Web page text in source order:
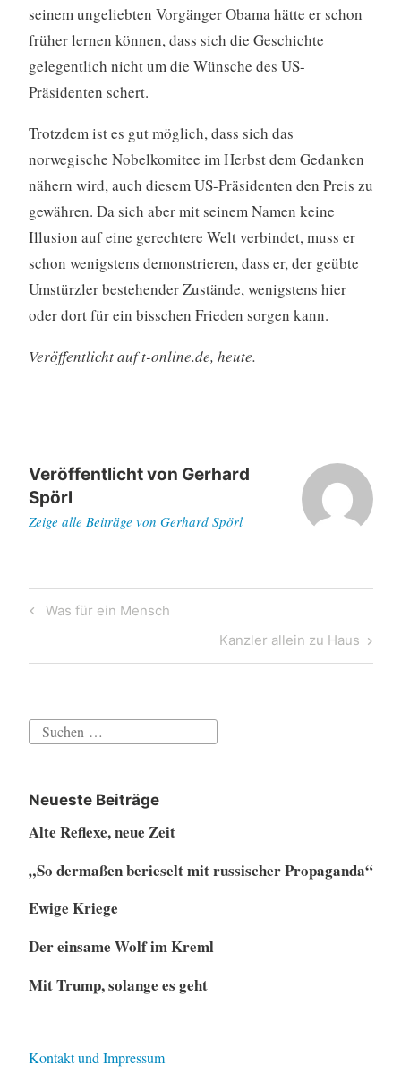
seinem ungeliebten Vorgänger Obama hätte er schon
früher lernen können, dass sich die Geschichte
gelegentlich nicht um die Wünsche des US-
Präsidenten schert.
Trotzdem ist es gut möglich, dass sich das
norwegische Nobelkomitee im Herbst dem Gedanken
nähern wird, auch diesem US-Präsidenten den Preis zu
gewähren. Da sich aber mit seinem Namen keine
Illusion auf eine gerechtere Welt verbindet, muss er
schon wenigstens demonstrieren, dass er, der geübte
Umstürzler bestehender Zustände, wenigstens hier
oder dort für ein bisschen Frieden sorgen kann.
Veröffentlicht auf t-online.de, heute.
Veröffentlicht von Gerhard
Spörl
Zeige alle Beiträge von Gerhard Spörl
Beitragsnavigation
Previous
Was für ein Mensch
Next
Post
Kanzler allein zu Haus
Suchen
Neueste Beiträge
Alte Reflexe, neue Zeit
„So dermaßen berieselt mit russischer Propaganda“
Ewige Kriege
Der einsame Wolf im Kreml
Mit Trump, solange es geht
Kontakt und Impressum